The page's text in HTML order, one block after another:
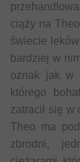
ciąży na
świecie
bardziej w
oznak jak w
którego
zatracił się w
Theo ma
zbrodni,